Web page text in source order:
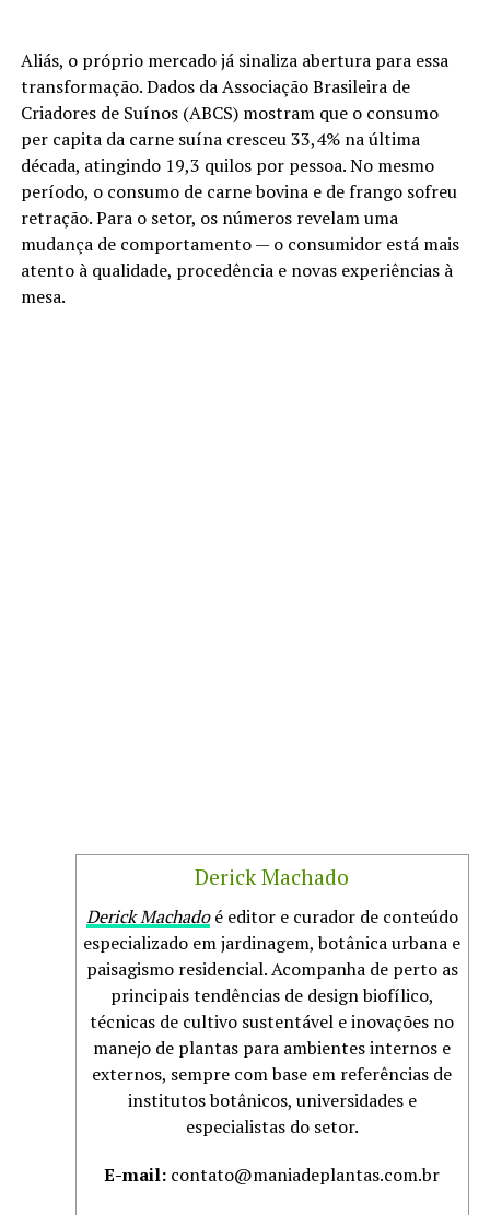
Aliás, o próprio mercado já sinaliza abertura para essa
transformação. Dados da Associação Brasileira de
Criadores de Suínos (ABCS) mostram que o consumo
per capita da carne suína cresceu 33,4% na última
década, atingindo 19,3 quilos por pessoa. No mesmo
período, o consumo de carne bovina e de frango sofreu
retração. Para o setor, os números revelam uma
mudança de comportamento — o consumidor está mais
atento à qualidade, procedência e novas experiências à
mesa.
Derick Machado
Derick Machadoé editor e curador de conteúdo
especializado em jardinagem, botânica urbana e
paisagismo residencial. Acompanha de perto as
principais tendências de design biofílico,
técnicas de cultivo sustentável e inovações no
manejo de plantas para ambientes internos e
externos, sempre com base em referências de
institutos botânicos, universidades e
especialistas do setor.
E-mail: contato@maniadeplantas.com.br